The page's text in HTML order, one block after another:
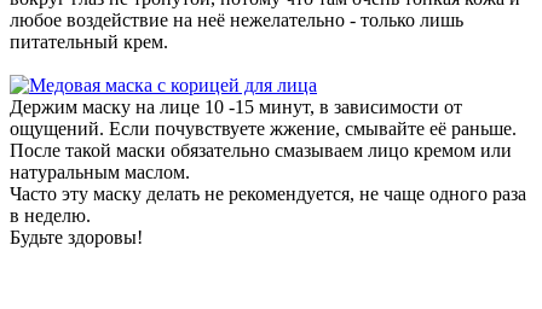
любое воздействие на неё нежелательно - только лишь
питательный крем.
Держим маску на лице 10 -15 минут, в зависимости от
ощущений. Если почувствуете жжение, смывайте её раньше.
После такой маски обязательно смазываем лицо кремом или
натуральным маслом.
Часто эту маску делать не рекомендуется, не чаще одного раза
в неделю.
Будьте здоровы!